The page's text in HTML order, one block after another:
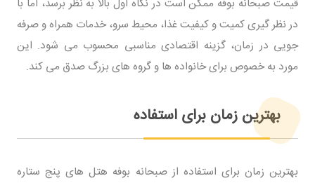
قیمت صبحانه بوفه ممکن است در نگاه اول بالا به نظر برسد، اما با
در نظر گیری کمیت و کیفیت غذا، محیط سرو، خدمات همراه و صرفه
جویی در زمان، گزینه اقتصادی مناسبی محسوب می شود. این
مورد به خصوص برای خانواده ها و گروه های بزرگ صدق می کند.
بهترین زمان برای استفاده
بهترین زمان برای استفاده از صبحانه بوفه هتل های پنج ستاره